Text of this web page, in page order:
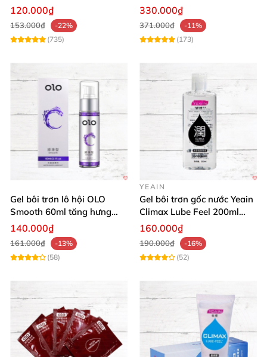
mại
120.000₫
153.000₫
-22%
(735)
khoái cảm
330.000₫
371.000₫
-11%
(173)
Gel bôi trơn lô hội OLO
Smooth 60ml tăng hưng
phấn, dễ chịu
140.000₫
161.000₫
-13%
(58)
YEAIN
Gel bôi trơn gốc nước Yeain
Climax Lube Feel 200ml
chất lượng
160.000₫
190.000₫
-16%
(52)